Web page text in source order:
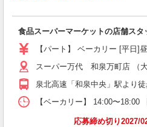
食品スーパーマーケットの店舗スタ
【パート】 ベーカリー [平日]
スーパー万代 和泉万町店 （大
泉北高速「和泉中央」駅より徒
【ベーカリー】 14:00〜
応募締め切り2027/